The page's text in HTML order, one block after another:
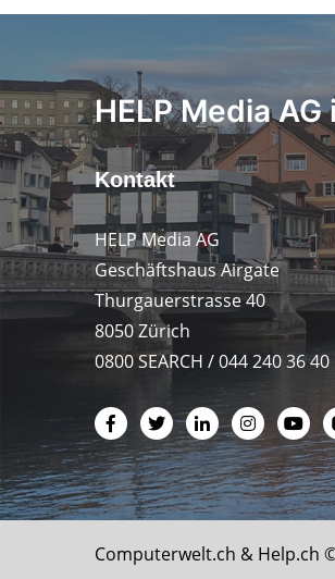
HELP Media
Kontakt
HELP Media AG
Geschäftshaus Airgate
Thurgauerstrasse 40
8050 Zürich
0800 SEARCH / 044 240 36 40
Computerwelt.ch & Help.ch